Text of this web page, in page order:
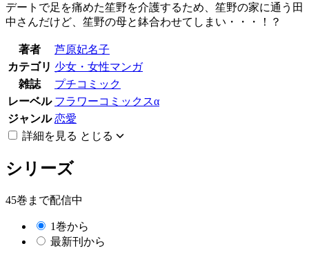
デートで足を痛めた笙野を介護するため、笙野の家に通う田
中さんだけど、笙野の母と鉢合わせてしまい・・・！？
著者
芦原妃名子
カテゴリ 少女・女性マンガ
雑誌
プチコミック
レーベル フラワーコミックスα
ジャンル 恋愛
詳細を見る とじる
シリーズ
45巻まで配信中
1巻から
最新刊から